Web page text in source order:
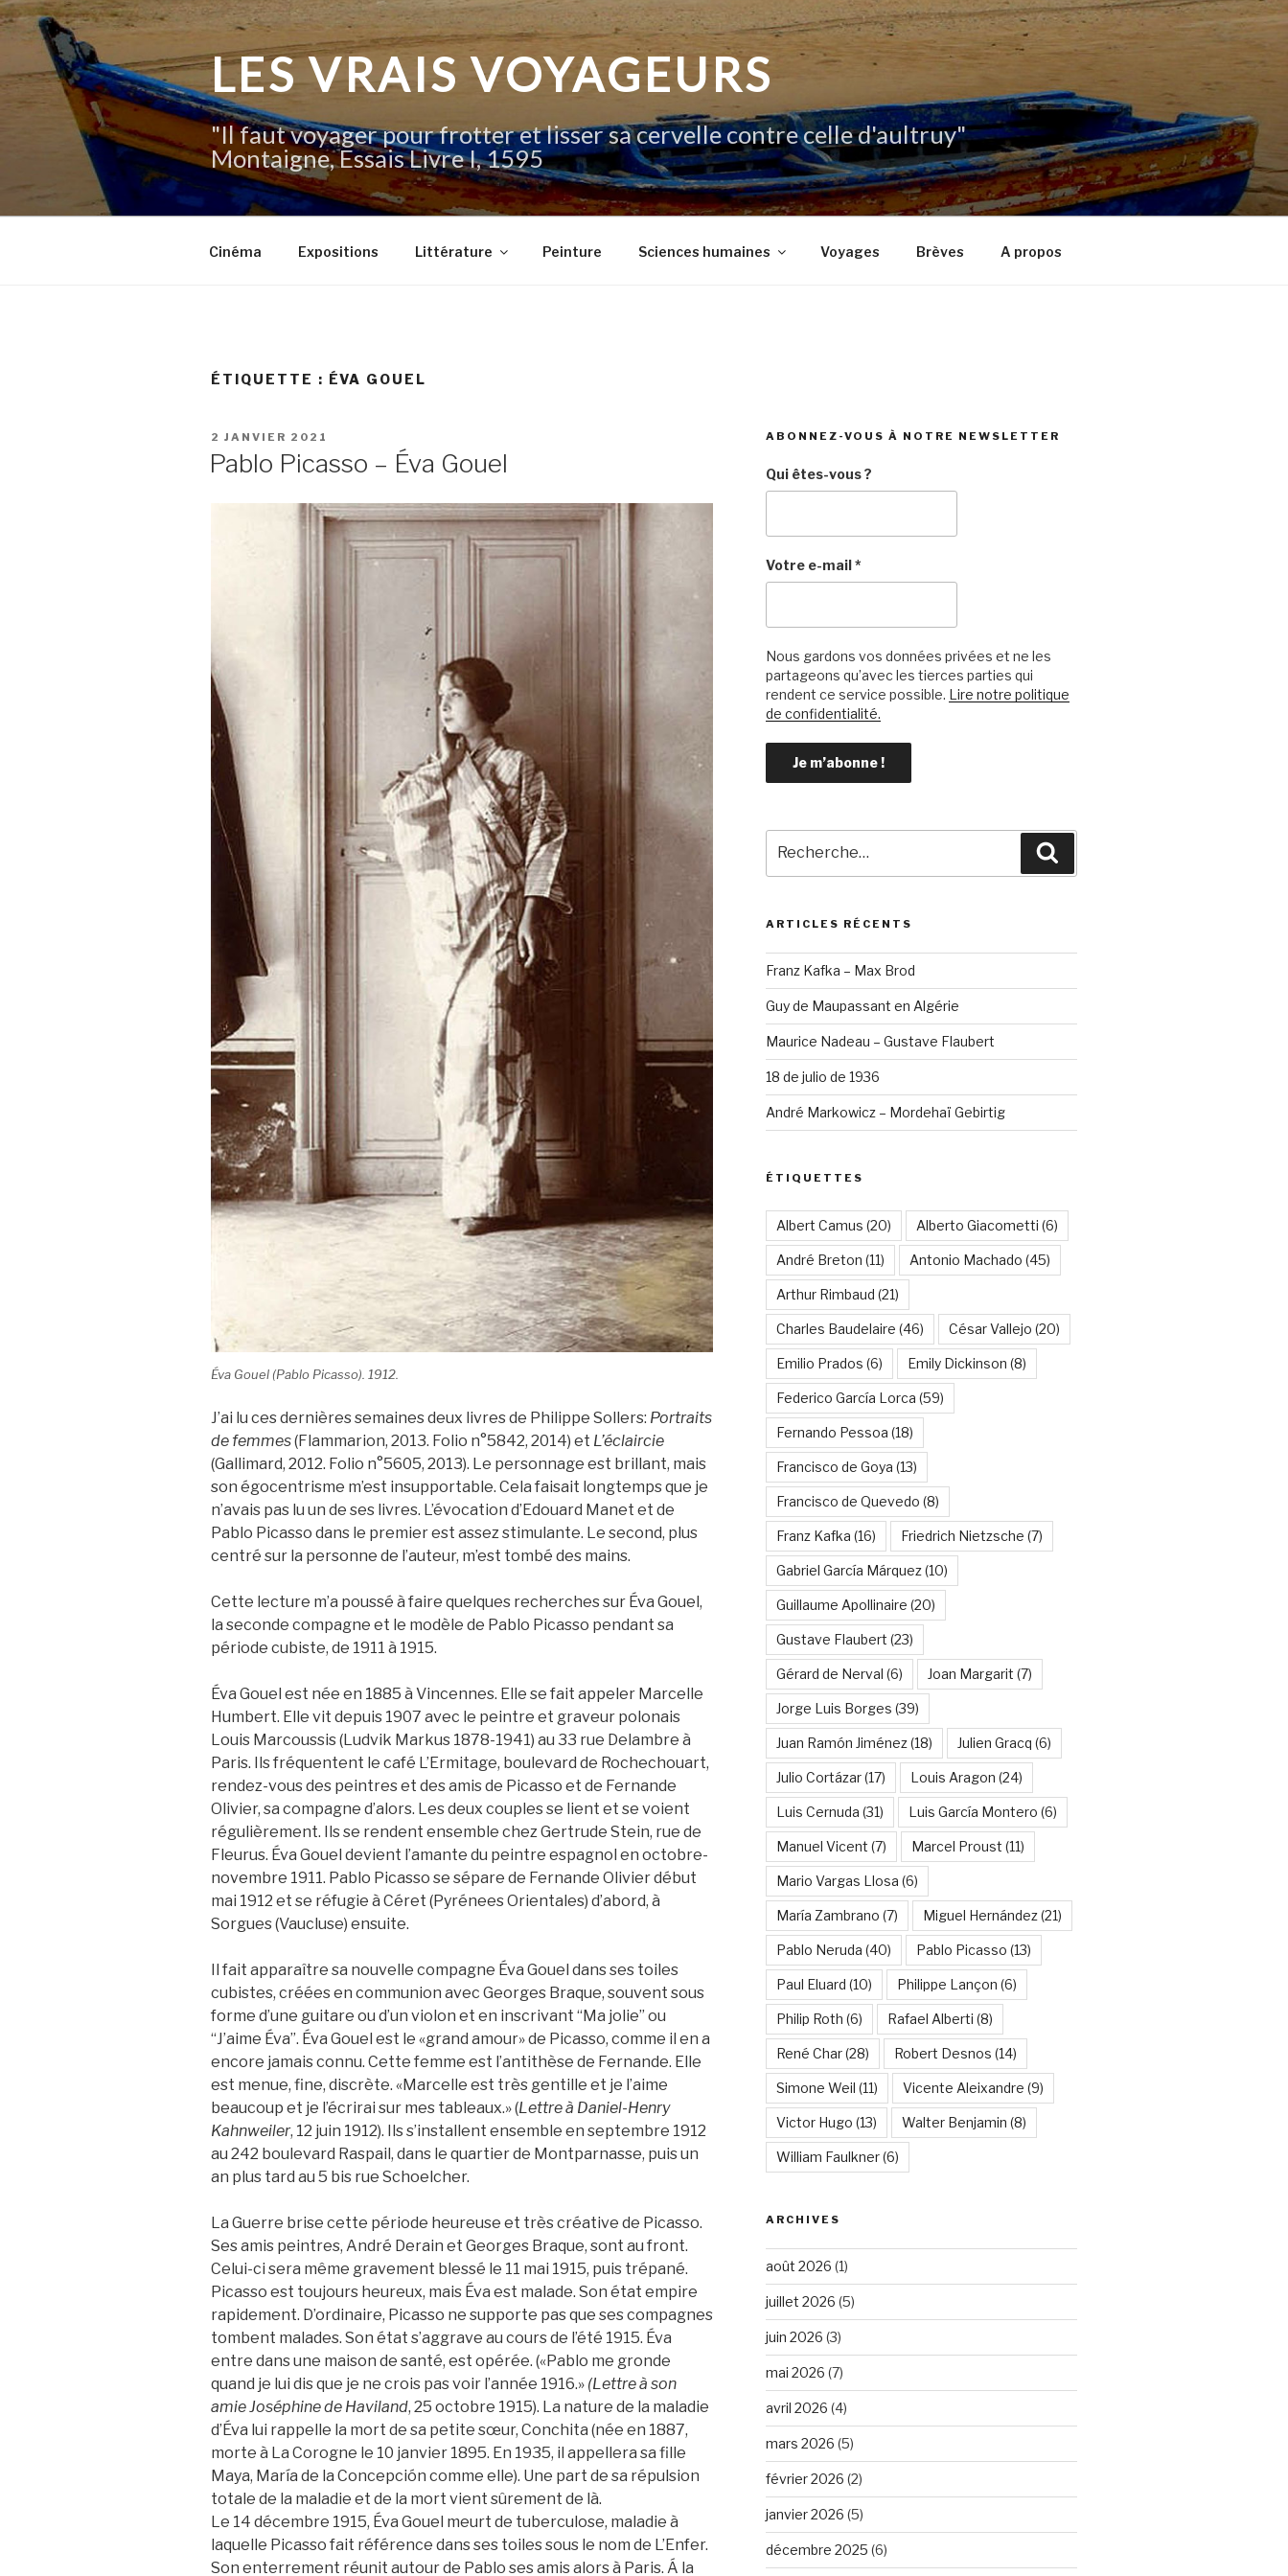
Aller
au
contenu
principal
LES VRAIS VOYAGEURS
"Il faut voyager pour frotter et lisser sa cervelle contre celle d'aultruy"
Montaigne, Essais Livre I, 1595
Cinéma Expositions Littérature Peinture Sciences humaines Voyages Brèves A propos
ÉTIQUETTE : ÉVA GOUEL
PUBLIÉ
2 JANVIER 2021
Pablo Picasso – Éva Gouel
Éva Gouel (Pablo Picasso). 1912.
J’ai lu ces dernières semaines deux livres de Philippe Sollers: Portraits
de femmes(Flammarion, 2013. Folio n°5842, 2014) et L’éclaircie
(Gallimard, 2012. Folio n°5605, 2013). Le personnage est brillant, mais
son égocentrisme m’est insupportable. Cela faisait longtemps que je
n’avais pas lu un de ses livres. L’évocation d’Edouard Manet et de
Pablo Picasso dans le premier est assez stimulante. Le second, plus
centré sur la personne de l’auteur, m’est tombé des mains.
Cette lecture m’a poussé à faire quelques recherches sur Éva Gouel,
la seconde compagne et le modèle de Pablo Picasso pendant sa
période cubiste, de 1911 à 1915.
Éva Gouel est née en 1885 à Vincennes. Elle se fait appeler Marcelle
Humbert. Elle vit depuis 1907 avec le peintre et graveur polonais
Louis Marcoussis (Ludvik Markus 1878-1941) au 33 rue Delambre à
Paris. Ils fréquentent le café L’Ermitage, boulevard de Rochechouart,
rendez-vous des peintres et des amis de Picasso et de Fernande
Olivier, sa compagne d’alors. Les deux couples se lient et se voient
régulièrement. Ils se rendent ensemble chez Gertrude Stein, rue de
Fleurus. Éva Gouel devient l’amante du peintre espagnol en octobre-
novembre 1911. Pablo Picasso se sépare de Fernande Olivier début
mai 1912 et se réfugie à Céret (Pyrénees Orientales) d’abord, à
Sorgues (Vaucluse) ensuite.
Il fait apparaître sa nouvelle compagne Éva Gouel dans ses toiles
cubistes, créées en communion avec Georges Braque, souvent sous
forme d’une guitare ou d’un violon et en inscrivant “Ma jolie” ou
“J’aime Éva”. Éva Gouel est le «grand amour» de Picasso, comme il en a
encore jamais connu. Cette femme est l’antithèse de Fernande. Elle
est menue, fine, discrète. «Marcelle est très gentille et je l’aime
beaucoup et je l’écrirai sur mes tableaux.» (Lettre à Daniel-Henry
Kahnweiler, 12 juin 1912). Ils s’installent ensemble en septembre 1912
au 242 boulevard Raspail, dans le quartier de Montparnasse, puis un
an plus tard au 5 bis rue Schoelcher.
La Guerre brise cette période heureuse et très créative de Picasso.
Ses amis peintres, André Derain et Georges Braque, sont au front.
Celui-ci sera même gravement blessé le 11 mai 1915, puis trépané.
Picasso est toujours heureux, mais Éva est malade. Son état empire
rapidement. D’ordinaire, Picasso ne supporte pas que ses compagnes
tombent malades. Son état s’aggrave au cours de l’été 1915. Éva
entre dans une maison de santé, est opérée. («Pablo me gronde
quand je lui dis que je ne crois pas voir l’année 1916.» (Lettre à son
amie Joséphine de Haviland, 25 octobre 1915). La nature de la maladie
d’Éva lui rappelle la mort de sa petite sœur, Conchita (née en 1887,
morte à La Corogne le 10 janvier 1895. En 1935, il appellera sa fille
Maya, María de la Concepción comme elle). Une part de sa répulsion
totale de la maladie et de la mort vient sûrement de là.
Le 14 décembre 1915, Éva Gouel meurt de tuberculose, maladie à
laquelle Picasso fait référence dans ses toiles sous le nom de L’Enfer.
Son enterrement réunit autour de Pablo ses amis alors à Paris. Á la
ABONNEZ-VOUS À NOTRE NEWSLETTER
Qui êtes-vous ?
Votre e-mail*
Nous gardons vos données privées et ne les
partageons qu’avec les tierces parties qui
rendent ce service possible. Lire notre politique
de confidentialité.
pour
:
ARTICLES RÉCENTS
Franz Kafka – Max Brod
Guy de Maupassant en Algérie
Maurice Nadeau – Gustave Flaubert
18 de julio de 1936
André Markowicz – Mordehaï Gebirtig
ÉTIQUETTES
Albert Camus (20) Alberto Giacometti (6)
André Breton (11) Antonio Machado (45)
Arthur Rimbaud (21)
Charles Baudelaire (46) César Vallejo (20)
Emilio Prados (6) Emily Dickinson (8)
Federico García Lorca (59)
Fernando Pessoa (18)
Francisco de Goya (13)
Francisco de Quevedo (8)
Franz Kafka (16) Friedrich Nietzsche (7)
Gabriel García Márquez(10)
Guillaume Apollinaire (20)
Gustave Flaubert (23)
Gérard de Nerval (6) Joan Margarit (7)
Jorge Luis Borges (39)
Juan Ramón Jiménez(18) Julien Gracq (6)
Julio Cortázar(17) Louis Aragon (24)
Luis Cernuda (31) Luis García Montero (6)
Manuel Vicent (7) Marcel Proust (11)
Mario Vargas Llosa (6)
María Zambrano (7) Miguel Hernández(21)
Pablo Neruda (40) Pablo Picasso (13)
Paul Eluard (10) Philippe Lançon (6)
Philip Roth (6) Rafael Alberti (8)
René Char(28) Robert Desnos (14)
Simone Weil (11) Vicente Aleixandre (9)
Victor Hugo (13) Walter Benjamin (8)
William Faulkner(6)
ARCHIVES
août 2026 (1)
juillet 2026 (5)
juin 2026 (3)
mai 2026 (7)
avril 2026 (4)
mars 2026 (5)
février 2026 (2)
janvier 2026 (5)
décembre 2025 (6)